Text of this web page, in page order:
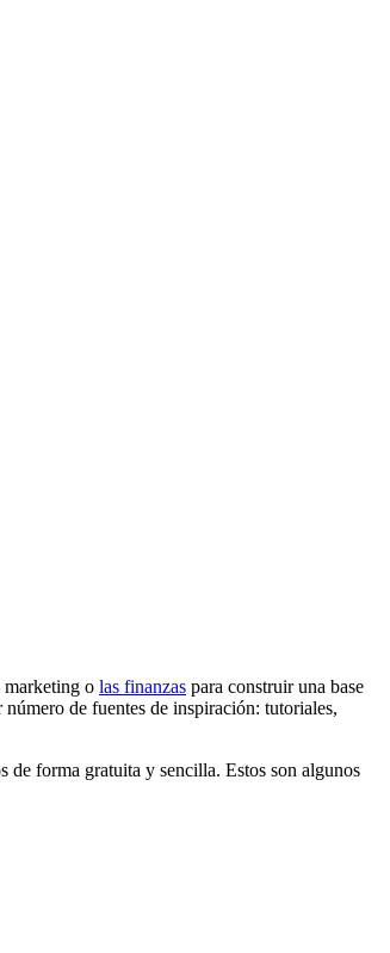
marketing o las finanzas para construir una base
de fuentes de inspiración: tutoriales,
de forma gratuita y sencilla. Estos son algunos